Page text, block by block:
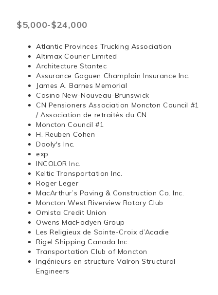
$5,000-$24,000
Atlantic Provinces Trucking Association
Altimax Courier Limited
Architecture Stantec
Assurance Goguen Champlain Insurance Inc.
James A. Barnes Memorial
Casino New-Nouveau-Brunswick
CN Pensioners Association Moncton Council #1
/ Association de retraités du CN
Moncton Council #1
H. Reuben Cohen
Dooly's Inc.
exp
INCOLOR Inc.
Keltic Transportation Inc.
Roger Leger
MacArthur’s Paving & Construction Co. Inc.
Moncton West Riverview Rotary Club
Omista Credit Union
Owens MacFadyen Group
Les Religieux de Sainte-Croix d’Acadie
Rigel Shipping Canada Inc.
Transportation Club of Moncton
Ingénieurs en structure Valron Structural
Engineers